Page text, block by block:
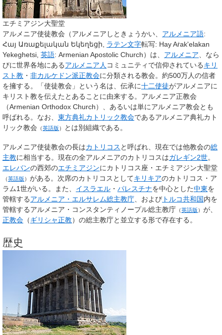
エチミアジン大聖堂
アルメニア使徒教会 （アルメニアしときょうかい、 アルメニア語:
Հայ Առաքելական Եկեղեցի
ラテン文字転写: Hay Aṙak'elakan
Yekeghetsi 英語: Armenian Apostolic Church）は、 アルメニア 、なら
びに世界各地にあるアルメニア人 コミュニティで信仰されているキリ
スト教 ・ 非カルケドン派正教会に分類される教会。約500万人の信者
を擁する。「使徒教会」という名は、伝承に十二使徒がアルメニアに
キリスト教を伝えたとあることに由来する。 アルメニア正教会
（Armenian Orthodox Church）、あるいは単にアルメニア教会とも
呼ばれる。なお、 東方典礼カトリック教会であるアルメニア典礼カト
リック教会 （英語版 ） とは別組織である。
アルメニア使徒教会の長はカトリコス と呼ばれ、現在では他教会の総
主教に相当する。現在の全アルメニアのカトリコスはガレギン2世。
エレバンの西郊のエチミアジンにカトリコス座・ エチミアジン大聖堂
（英語版 ） がある。次席のカトリコスとしてキリキアのカトリコス・ア
ラム1世がいる。また、 イスラエル ・ パレスチナを中心とした中東を
管轄するアルメニア・エルサレム総主教庁、および トルコ共和国内を
管轄するアルメニア・コンスタンティノープル総主教庁 （英語版 ） が、
正教会 （ギリシャ正教）の総主教庁と並立する形で存在する。
歴史